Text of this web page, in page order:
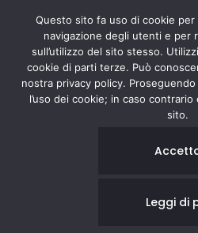
Questo sito fa uso di cookie per
navigazione degli utenti e per
sull’utilizzo del sito stesso.
cookie di parti terze. Può
nostra privacy policy.
l’uso dei cookie; in caso
sito.
Leggi di